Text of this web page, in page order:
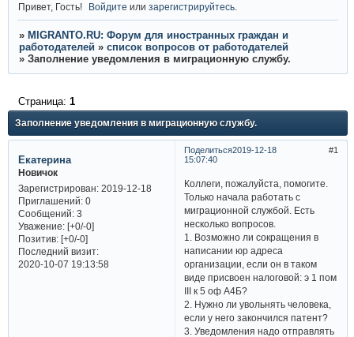
Привет, Гость! Войдите илизарегистрируйтесь
» MIGRANTO.RU: Форум для иностранных граждан и
работодателей » список вопросов от работодателей
» Заполнение уведомления в миграционную службу.
Заполнение уведомления в миграционную службу.
Страница: 1
Поделиться 1
2019-12-18
15:07:40
Екатерина
Новичок
Зарегистрирован: 2019-12-18
Приглашений:0
Сообщений:3
Уважение: [+0/-0]
Позитив: [+0/-0]
Последний визит:
2020-10-07 19:13:58
Коллеги, пожалуйста, помогите.
Только начала работать с
миграционной службой. Есть
несколько вопросов.
1. Возможно ли сокращения в
написании юр адреса
организации, если он в таком
виде присвоен налоговой: э 1 пом
III к 5 оф А4Б?
2. Нужно ли увольнять человека,
если у него закончился патент?
3. Уведомления надо отправлять